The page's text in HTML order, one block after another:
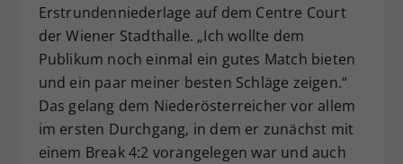
Erstrundenniederlage auf dem Centre Court
der Wiener Stadthalle. „Ich wollte dem
Publikum noch einmal ein gutes Match bieten
und ein paar meiner besten Schläge zeigen.“
Das gelang dem Niederösterreicher vor allem
im ersten Durchgang, in dem er zunächst mit
einem Break 4:2 vorangelegen war und auch